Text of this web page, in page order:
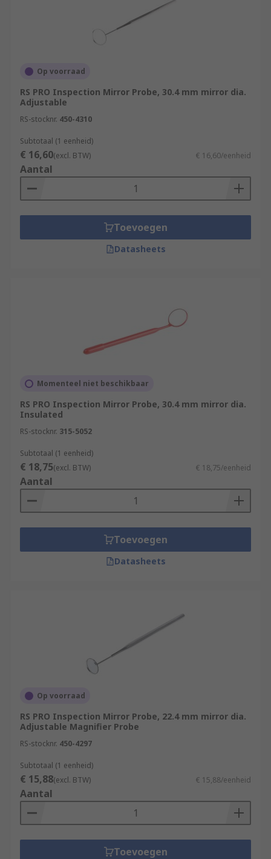
Op voorraad
RS PRO Inspection Mirror Probe, 30.4 mm mirror dia.
Adjustable
RS-stocknr. 450-4310
Subtotaal (1 eenheid)
€ 16,60(excl. BTW) € 16,60/eenheid
Aantal
Toevoegen
Datasheets
Momenteel niet beschikbaar
RS PRO Inspection Mirror Probe, 30.4 mm mirror dia.
Insulated
RS-stocknr. 315-5052
Subtotaal (1 eenheid)
€ 18,75(excl. BTW) € 18,75/eenheid
Aantal
Toevoegen
Datasheets
Op voorraad
RS PRO Inspection Mirror Probe, 22.4 mm mirror dia.
Adjustable Magnifier Probe
RS-stocknr. 450-4297
Subtotaal (1 eenheid)
€ 15,88(excl. BTW) € 15,88/eenheid
Aantal
Toevoegen